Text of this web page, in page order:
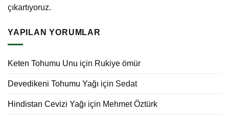
çıkartıyoruz.
YAPILAN YORUMLAR
Keten Tohumu Unu için Rukiye ömür
Devedikeni Tohumu Yağı için Sedat
Hindistan Cevizi Yağı için Mehmet Öztürk